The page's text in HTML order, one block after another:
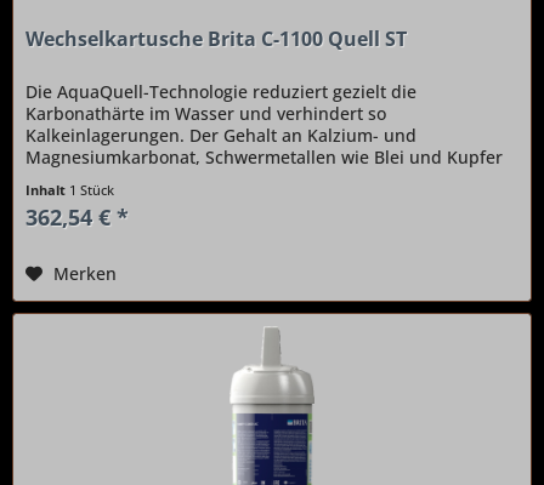
Wechselkartusche Brita C-1100 Quell ST
Die AquaQuell-Technologie reduziert gezielt die
Karbonathärte im Wasser und verhindert so
Kalkeinlagerungen. Der Gehalt an Kalzium- und
Magnesiumkarbonat, Schwermetallen wie Blei und Kupfer
Inhalt 1 Stück
362,54 € *
Merken